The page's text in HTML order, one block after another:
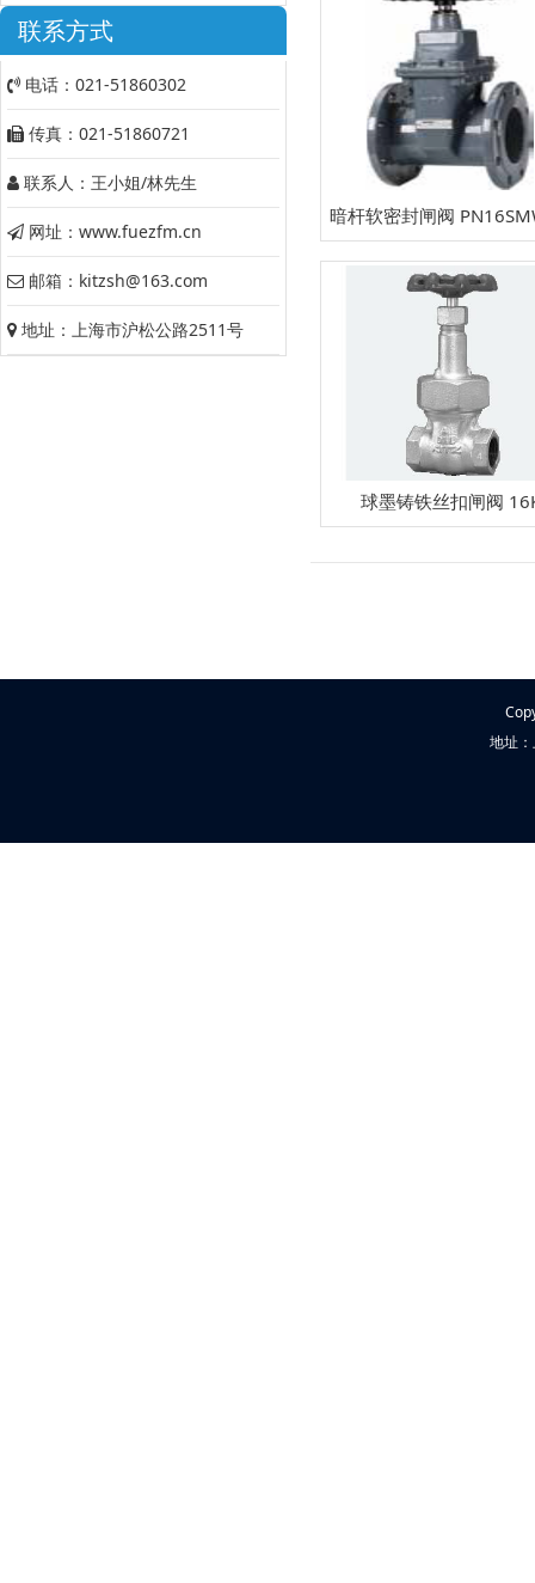
联系方式
电话：021-51860302
传真：021-51860721
联系人：王小姐/林先生
网址：www.fuezfm.cn
邮箱：kitzsh@163.com
地址：上海市沪松公路2511号
暗杆软密封闸阀
球墨铸铁丝扣闸阀
地址